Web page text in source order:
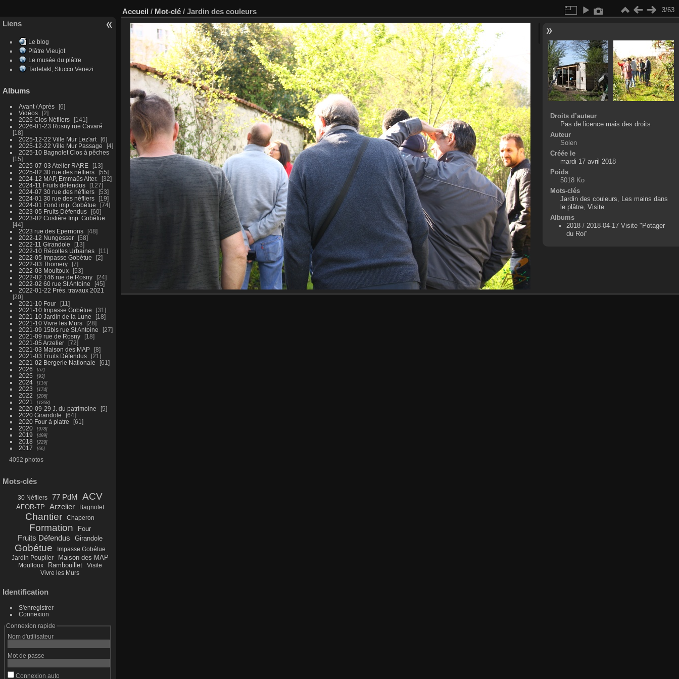
Liens
Le blog
Plâtre Vieujot
Le musée du plâtre
Tadelakt, Stucco Venezi
Albums
Avant / Après
6
Vidéos
2
2026 Clos Néfliers
141
2026-01-23 Rosny rue Cavaré
18
2025-12-22 Ville Mur Lez'art
6
2025-12-22 Ville Mur Passage
4
2025-10 Bagnolet Clos à pêches
15
2025-07-03 Atelier RARE
13
2025-02 30 rue des néfliers
55
2024-12 MAP, Emmaüs Alter.
32
2024-11 Fruits défendus
127
2024-07 30 rue des néfliers
53
2024-01 30 rue des néfliers
19
2024-01 Fond imp. Gobétue
74
2023-05 Fruits Défendus
60
2023-02 Costière Imp. Gobétue
44
2023 rue des Epernons
48
2022-12 Nungesser
58
2022-11 Girandole
13
2022-10 Récoltes Urbaines
11
2022-05 Impasse Gobétue
2
2022-03 Thomery
7
2022-03 Moultoux
53
2022-02 146 rue de Rosny
24
2022-02 60 rue St Antoine
45
2022-01-22 Prés. travaux 2021
20
2021-10 Four
11
2021-10 Impasse Gobétue
31
2021-10 Jardin de la Lune
18
2021-10 Vivre les Murs
28
2021-09 15bis rue St Antoine
27
2021-09 rue de Rosny
18
2021-05 Arzelier
72
2021-03 Maison des MAP
8
2021-03 Fruits Défendus
21
2021-02 Bergerie Nationale
61
2026
57
2025 93
2024 116
2023 174
2022 206
2021 1268
2020-09-29 J. du patrimoine
5
2020 Girandole
64
2020 Four à platre
61
2020
978
2019 499
2018 229
2017 66
4092 photos
Mots-clés
30 Néfliers 77 PdM ACV
AFOR-TP Arzelier Bagnolet
Chantier Chaperon
Formation Four
Fruits Défendus Girandole
Gobétue
Impasse Gobétue
Jardin Pouplier
Maison des MAP
Moultoux Rambouillet
Visite
Vivre les Murs
Identification
S'enregistrer
Connexion
Connexion rapide
Nom d'utilisateur
Mot de passe
Connexion auto
Accueil / Mot-clé / Jardin des couleurs 3/63
Droits d’auteur
Pas de licence mais des droits
Auteur
Solen
Créée le
mardi 17 avril 2018
Poids
5018 Ko
Mots-clés
Jardin des couleurs, Les mains dans
le plâtre, Visite
Albums
2018 /2018-04-17 Visite "Potager
du Roi"